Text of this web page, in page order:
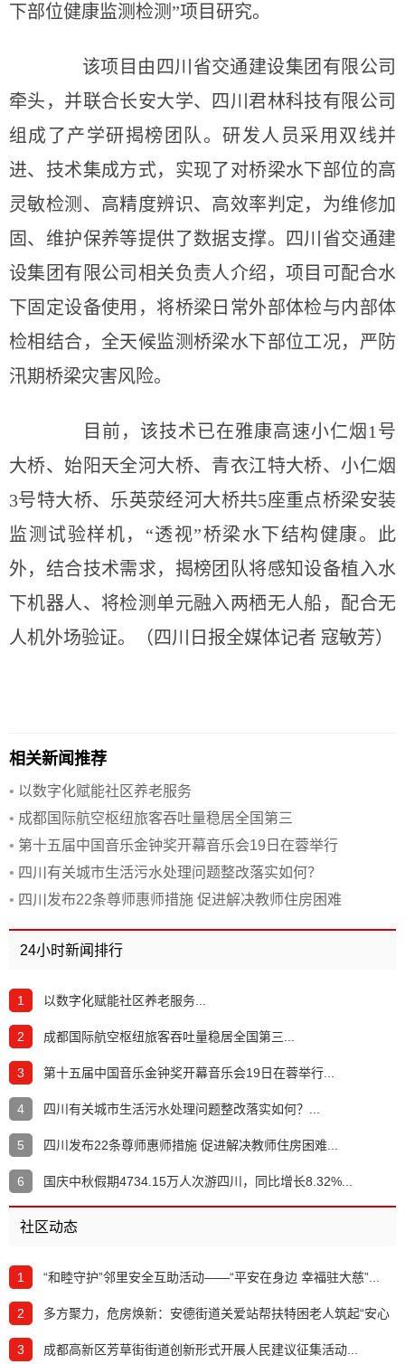
下部位健康监测检测”项目研究。
该项目由四川省交通建设集团有限公司
牵头，并联合长安大学、四川君林科技有限公司
组成了产学研揭榜团队。研发人员采用双线并
进、技术集成方式，实现了对桥梁水下部位的高
灵敏检测、高精度辨识、高效率判定，为维修加
固、维护保养等提供了数据支撑。四川省交通建
设集团有限公司相关负责人介绍，项目可配合水
下固定设备使用，将桥梁日常外部体检与内部体
检相结合，全天候监测桥梁水下部位工况，严防
汛期桥梁灾害风险。
目前，该技术已在雅康高速小仁烟1号
大桥、始阳天全河大桥、青衣江特大桥、小仁烟
3号特大桥、乐英荥经河大桥共5座重点桥梁安装
监测试验样机，“透视”桥梁水下结构健康。此
外，结合技术需求，揭榜团队将感知设备植入水
下机器人、将检测单元融入两栖无人船，配合无
人机外场验证。（四川日报全媒体记者 寇敏芳）
相关新闻推荐
• 以数字化赋能社区养老服务
• 成都国际航空枢纽旅客吞吐量稳居全国第三
• 第十五届中国音乐金钟奖开幕音乐会19日在蓉举行
• 四川有关城市生活污水处理问题整改落实如何？
• 四川发布22条尊师惠师措施 促进解决教师住房困难
24小时新闻排行
1 以数字化赋能社区养老服务...
2 成都国际航空枢纽旅客吞吐量稳居全国第三...
3 第十五届中国音乐金钟奖开幕音乐会19日在蓉举行...
4 四川有关城市生活污水处理问题整改落实如何？...
5 四川发布22条尊师惠师措施 促进解决教师住房困难...
6 国庆中秋假期4734.15万人次游四川，同比增长8.32%...
社区动态
1 ​“和睦守护”邻里安全互助活动——“平安在身边 幸福驻大慈”...
2
多方聚力，危房焕新：安德街道关爱站帮扶特困老人筑起“安心
家”...
3
成都高新区芳草街街道创新形式开展人民建议征集活动...